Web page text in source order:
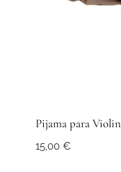
Pijama para
15,00 €